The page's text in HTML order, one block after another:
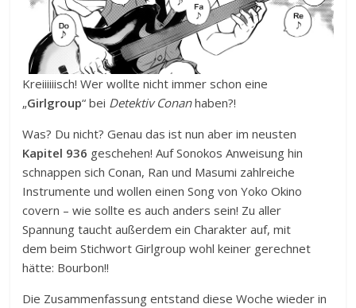
Kreiiiiiisch! Wer wollte nicht immer schon eine
„Girlgroup“ bei Detektiv Conanhaben?!
Was? Du nicht? Genau das ist nun aber im neusten
Kapitel 936 geschehen! Auf Sonokos Anweisung hin
schnappen sich Conan, Ran und Masumi zahlreiche
Instrumente und wollen einen Song von Yoko Okino
covern – wie sollte es auch anders sein! Zu aller
Spannung taucht außerdem ein Charakter auf, mit
dem beim Stichwort Girlgroup wohl keiner gerechnet
hätte: Bourbon!!
Die Zusammenfassung entstand diese Woche wieder in